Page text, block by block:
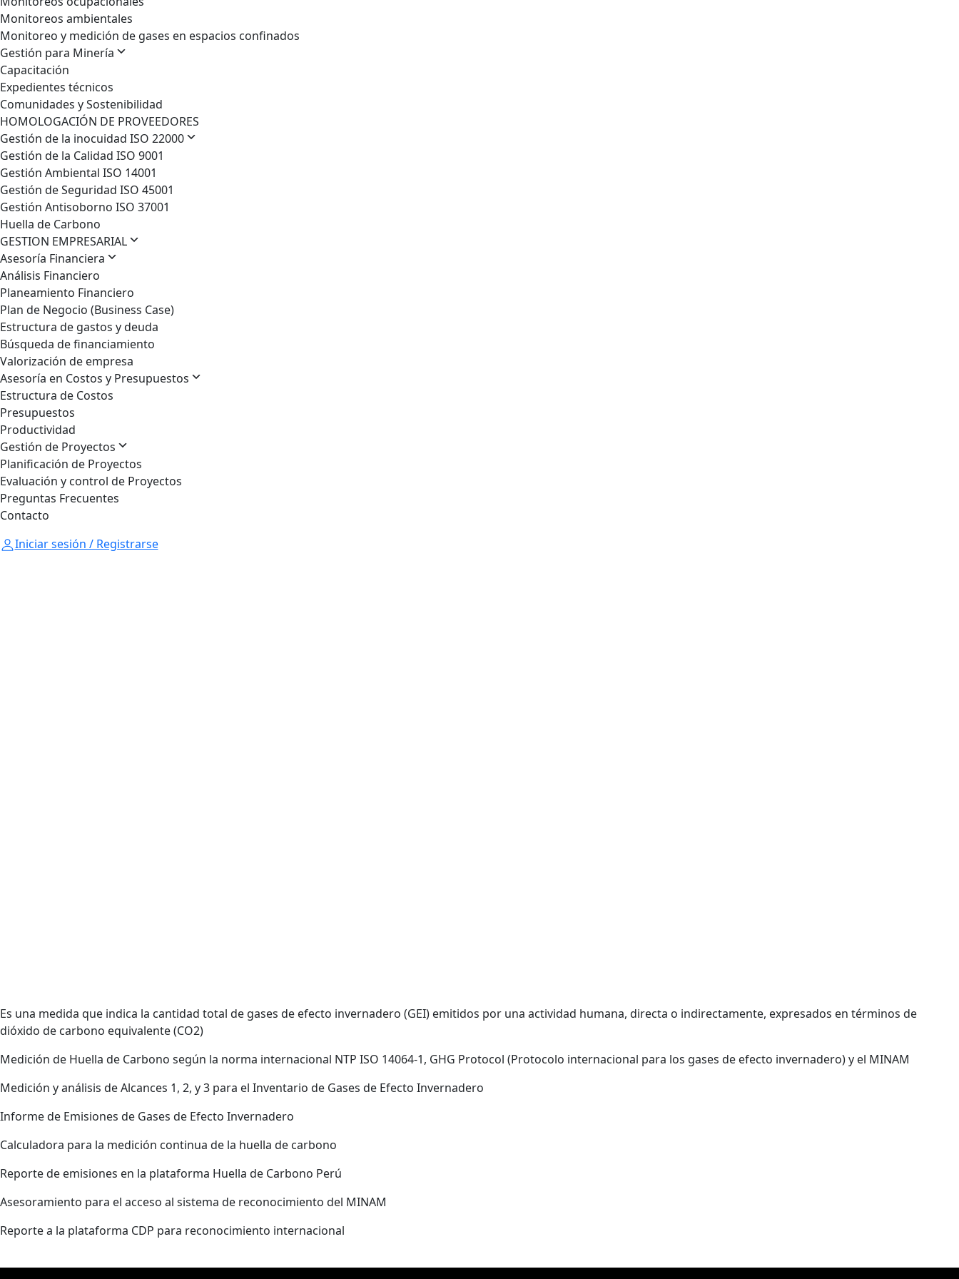
Monitoreos ambientales
Monitoreo y medición de gases en espacios confinados
Gestión para Minería
Capacitación
Expedientes técnicos
Comunidades y Sostenibilidad
HOMOLOGACIÓN DE PROVEEDORES
Gestión de la inocuidad ISO 22000
Gestión de la Calidad ISO 9001
Gestión Ambiental ISO 14001
Gestión de Seguridad ISO 45001
Gestión Antisoborno ISO 37001
Huella de Carbono
GESTION EMPRESARIAL
Asesoría Financiera
Análisis Financiero
Planeamiento Financiero
Plan de Negocio (Business Case)
Estructura de gastos y deuda
Búsqueda de financiamiento
Valorización de empresa
Asesoría en Costos y Presupuestos
Estructura de Costos
Presupuestos
Productividad
Gestión de Proyectos
Planificación de Proyectos
Evaluación y control de Proyectos
Preguntas Frecuentes
Contacto
Iniciar sesión / Registrarse
GESTION EMPRESARIAL
Es una medida que indica la cantidad total de gases de efecto invernadero (GEI) emitidos por una actividad humana, directa o indirectamente, expresados en términos de
dióxido de carbono equivalente (CO2)
Medición de Huella de Carbono según la norma internacional NTP ISO 14064-1, GHG Protocol (Protocolo internacional para los gases de efecto invernadero) y el MINAM
Medición y análisis de Alcances 1, 2, y 3 para el Inventario de Gases de Efecto Invernadero
Informe de Emisiones de Gases de Efecto Invernadero
Calculadora para la medición continua de la huella de carbono
Reporte de emisiones en la plataforma Huella de Carbono Perú
Asesoramiento para el acceso al sistema de reconocimiento del MINAM
Reporte a la plataforma CDP para reconocimiento internacional